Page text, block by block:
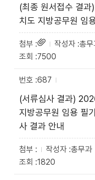
(최종 원서접수 결
치도 지방공무원 임
총
7500
687
(서류심사 결과)
지방공무원 임용 필
사 결과 안내
총무과
1820